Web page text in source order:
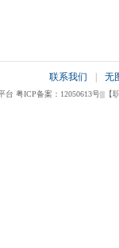
联系我们 无
粤ICP备案：12050613号|||【